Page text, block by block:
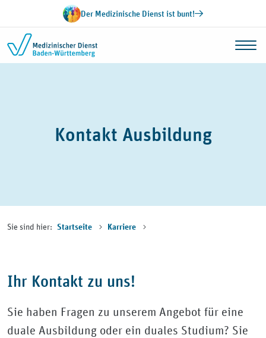
Zum Inhalt springenDer Medizinische Dienst ist bunt!
Kontakt Ausbildung
Sie sind hier: Startseite Karriere
Ihr Kontakt zu uns!
Sie haben Fragen zu unserem Angebot für eine
duale Ausbildung oder ein duales Studium? Sie